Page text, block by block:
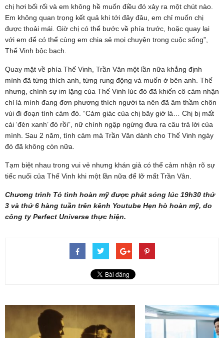
chị hơi bối rối và em không hề muốn điều đó xảy ra một chút nào.
Em không quan trọng kết quả khi tới đây đâu, em chỉ muốn chị
được thoải mái. Giờ chị có thể bước về phía trước, hoặc quay lại
với em để có thể cùng em chia sẻ mọi chuyện trong cuộc sống”,
Thế Vinh bộc bạch.
Quay mặt về phía Thế Vinh, Trần Vân một lần nữa khẳng định
mình đã từng thích anh, từng rung động và muốn ở bên anh. Thế
nhưng, chính sự im lặng của Thế Vinh lúc đó đã khiến cô cảm nhận
chỉ là mình đang đơn phương thích người ta nên đã âm thầm chôn
vùi đi đoạn tình cảm đó. “Cảm giác của chị bây giờ là… Chị bị mất
cái ‘đèn xanh’ đó rồi”, nữ chính ngập ngừng đưa ra câu trả lời của
mình. Sau 2 năm, tình cảm mà Trần Vân dành cho Thế Vinh ngày
đó đã không còn nữa.
Tạm biệt nhau trong vui vẻ nhưng khán giả có thể cảm nhận rõ sự
tiếc nuối của Thế Vinh khi một lần nữa để lỡ mất Trần Vân.
Chương trình Tỏ tình hoàn mỹ được phát sóng lúc 19h30 thứ
3 và thứ 6 hàng tuần trên kênh Youtube Hẹn hò hoàn mỹ, do
công ty Perfect Universe thực hiện.